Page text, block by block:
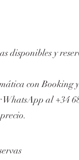
disponibles y
con Booking
WhatsApp al +34